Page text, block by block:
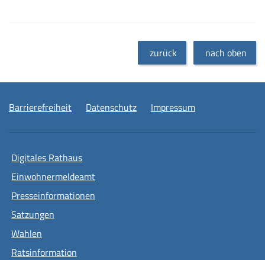
zurück nach oben
Barrierefreiheit Datenschutz Impressum
Digitales Rathaus
Einwohnermeldeamt
Presseinformationen
Satzungen
Wahlen
Ratsinformation